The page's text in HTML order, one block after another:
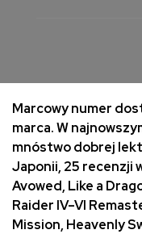
Marcowy numer
marca. W
mnóstwo dobrej
Japonii, 25 recenzji
Avowed, Like a
Raider IV–VI
Mission, Heavenly